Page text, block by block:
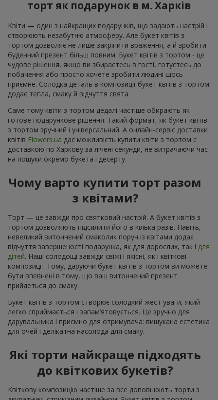
торт як подарунок в м. Харків
Квіти — один з найкращих подарунків, що задають настрій і
створюють незабутню атмосферу. Але букет квітів з
тортом дозволяє не лише закріпити враження, а й зробити
буденний презент більш повним. Букет квітів з тортом - це
чудове рішення, якщо ви збираєтесь в гості, готуєтесь до
побачення або просто хочете зробити людині щось
приємне. Солодка деталь в композиції букет квітів з тортом
додає тепла, смаку й відчуття свята.
Саме тому квіти з тортом дедалі частіше обирають як
готове подарункове рішення. Такий формат, як букет квітів
з тортом зручний і універсальний. А онлайн-сервіс доставки
квітів Flowers.ua дає можливість купити квіти з тортом с
доставкою по Харкову за лічені секунди, не витрачаючи час
на пошуки окремо букета і десерту.
Чому варто купити торт разом
з квітами?
Торт — це завжди про святковий настрій. А букет квітів з
тортом дозволяють підсилити його в кілька разів. Навіть,
невеликий витончений смаколик поруч із квітами додає
відчуття завершеності подарунка, як для дорослих, так і для
дітей. Наші солодощі завжди свіжі і якісні, як і квіткові
композиції. Тому, даруючи букет квітів з тортом ви можете
бути впевнені в тому, що ваш витончений презент
прийдеться до смаку.
Букет квітів з тортом створює солодкий жест уваги, який
легко сприймається і запам’ятовується. Це зручно для
дарувальника і приємно для отримувача: вишукана естетика
для очей і делікатна насолода для смаку.
Які торти найкраще підходять
до квіткових букетів?
Квіткову композицію частіше за все доповнюють торти з